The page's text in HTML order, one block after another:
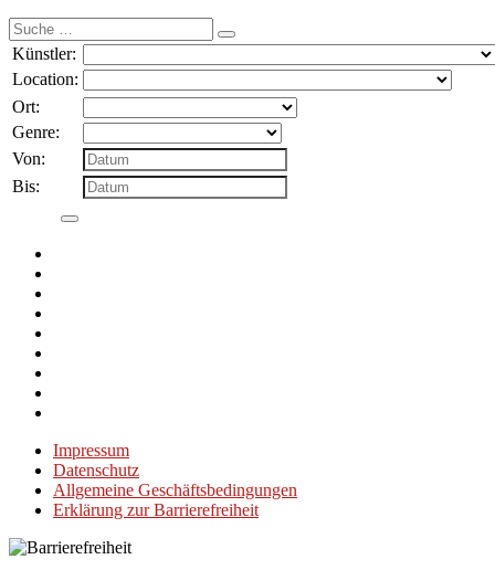
Suche
nach:
Künstler:
Location:
Ort:
Genre:
Von:
Bis:
Impressum
Datenschutz
Allgemeine Geschäftsbedingungen
Erklärung zur Barrierefreiheit